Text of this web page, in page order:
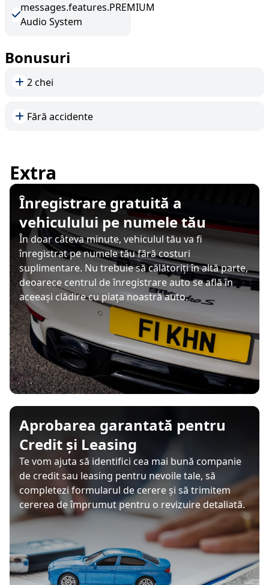
messages.features.PREMIUM
Audio System
Bonusuri
2 chei
Fără accidente
Extra
Înregistrare gratuită a
vehiculului pe numele tău
În doar câteva minute, vehiculul tău va fi
înregistrat pe numele tău fără costuri
suplimentare. Nu trebuie să călătoriți în altă parte,
deoarece centrul de înregistrare auto se află în
aceeași clădire cu piața noastră auto.
Aprobarea garantată pentru
Credit și Leasing
Te vom ajuta să identifici cea mai bună companie
de credit sau leasing pentru nevoile tale, să
completezi formularul de cerere și să trimitem
cererea de împrumut pentru o revizuire detaliată.